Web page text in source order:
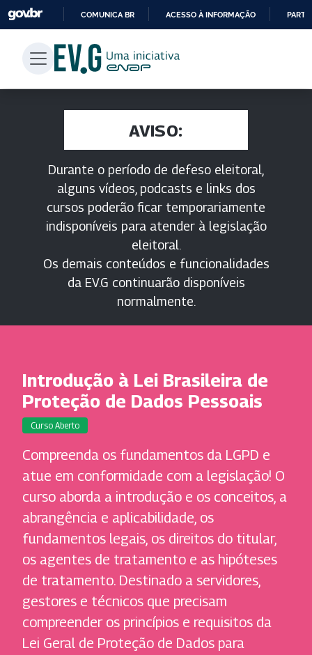
PARA
CONTEÚDO
COMUNICA BR ACESSO À INFORMAÇÃO
AVISO:
Durante o período de defeso eleitoral,
alguns vídeos, podcasts e links dos
cursos poderão ficar temporariamente
indisponíveis para atender à legislação
eleitoral.
Os demais conteúdos e funcionalidades
da EV.G continuarão disponíveis
normalmente.
Introdução à Lei Brasileira de
Proteção de Dados Pessoais
Curso Aberto
Compreenda os fundamentos da LGPD e
atue em conformidade com a legislação! O
curso aborda a introdução e os conceitos, a
abrangência e aplicabilidade, os
fundamentos legais, os direitos do titular,
os agentes de tratamento e as hipóteses
de tratamento. Destinado a servidores,
gestores e técnicos que precisam
compreender os princípios e requisitos da
Lei Geral de Proteção de Dados para